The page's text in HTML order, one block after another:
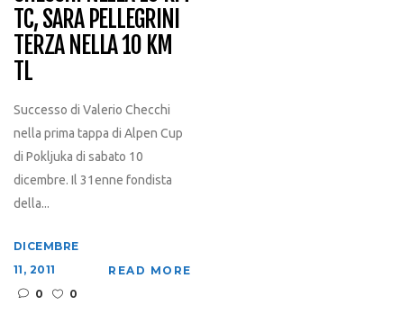
TC, SARA PELLEGRINI
TERZA NELLA 10 KM
TL
Successo di Valerio Checchi
nella prima tappa di Alpen Cup
di Pokljuka di sabato 10
dicembre. Il 31enne fondista
della...
DICEMBRE
11, 2011
0
0
READ MORE